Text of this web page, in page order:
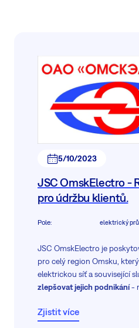
5/10/2023
JSC OmskElectro -
pro údržbu klientů.
Pole: elektrický
JSC OmskElectro je
pro celý region Omsku,
elektrickou síť a související
zlepšovat jejich podnikání-
Zjistit více